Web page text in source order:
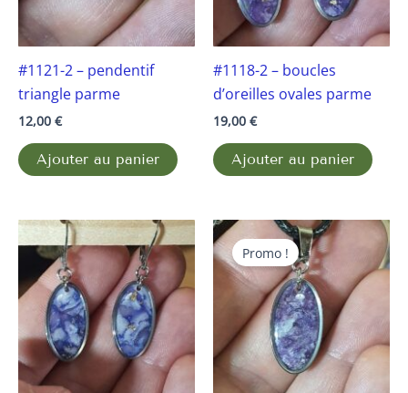
#1121-2 – pendentif
triangle parme
12,00 €
Ajouter au panier
#1118-2 – boucles
d’oreilles ovales parme
19,00 €
Ajouter au panier
Promo !
Le
prix
initial
était :
12,00 €.
Le
prix
actuel
est :
9,00 €.